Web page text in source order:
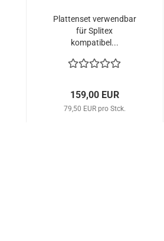
Plattenset verwendbar
für Splitex
kompatibel...
159,00 EUR
79,50 EUR pro Stck.